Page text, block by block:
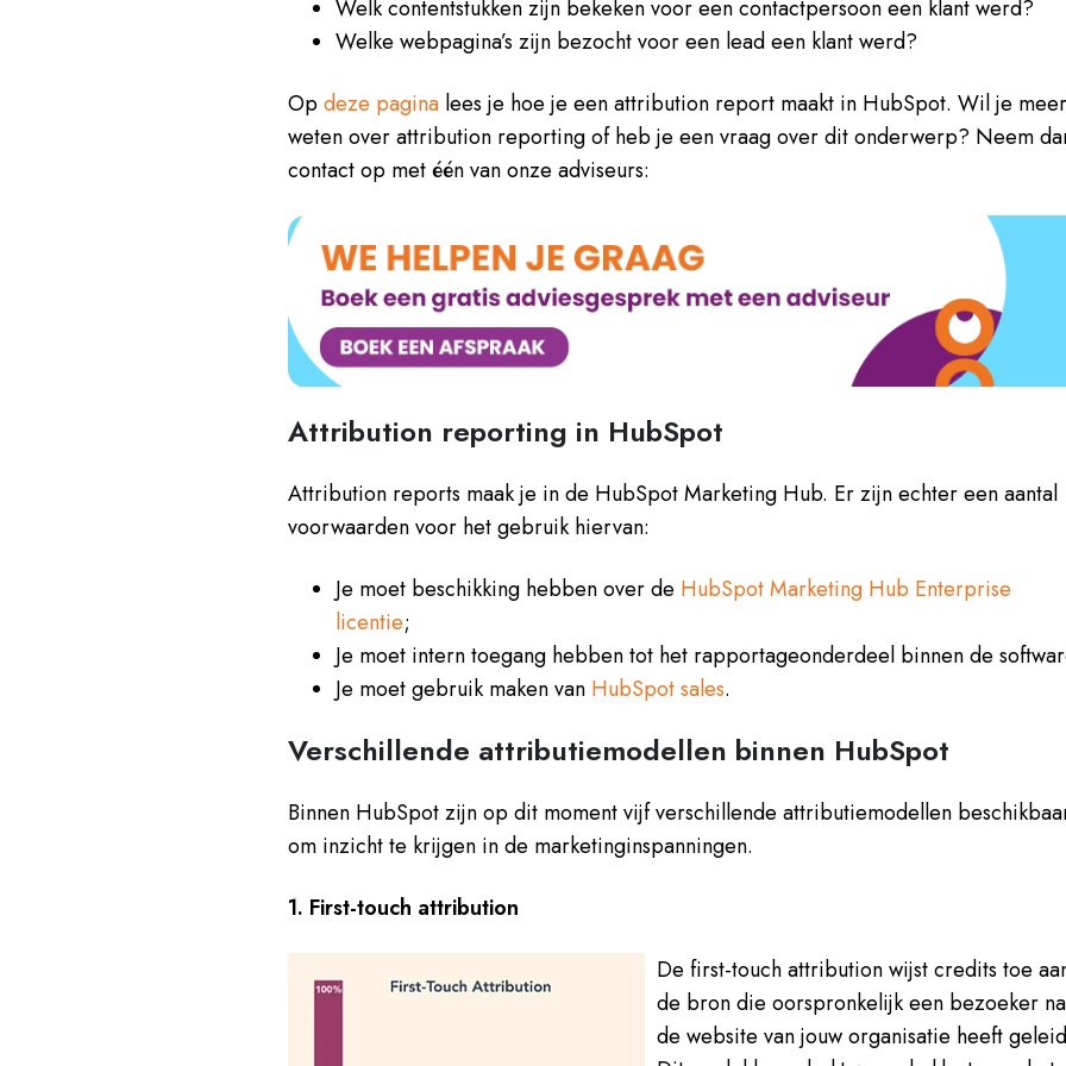
Welk contentstukken zijn bekeken voor een contactpersoon een klant werd?
Welke webpagina’s zijn bezocht voor een lead een klant werd?
Opdeze pagina lees je hoe je een attribution report maakt in HubSpot. Wil je
weten over attribution reporting of heb je een vraag over dit onderwerp? Neem
contact op met één van onze adviseurs:
Attribution reporting in HubSpot
Attribution reports maak je in de HubSpot Marketing Hub. Er zijn echter een aantal
voorwaarden voor het gebruik hiervan:
Je moet beschikking hebben over de HubSpot Marketing Hub Enterprise
licentie;
Je moet intern toegang hebben tot het rapportageonderdeel binnen de
Je moet gebruik maken van HubSpot sales.
Verschillende attributiemodellen binnen HubSpot
Binnen HubSpot zijn op dit moment vijf verschillende attributiemodellen
om inzicht te krijgen in de marketinginspanningen.
1. First-touch attribution
De first-touch attribution wijst credits toe
de bron dieoorspronkelijk een bezoeker
de website van jouw organisatie heeft